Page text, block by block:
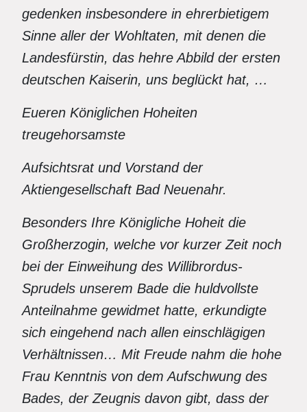
gedenken insbesondere in ehrerbietigem
Sinne aller der Wohltaten, mit denen die
Landesfürstin, das hehre Abbild der ersten
deutschen Kaiserin, uns beglückt hat, …
Eueren Königlichen Hoheiten
treugehorsamste
Aufsichtsrat und Vorstand der
Aktiengesellschaft Bad Neuenahr.
Besonders Ihre Königliche Hoheit die
Großherzogin, welche vor kurzer Zeit noch
bei der Einweihung des Willibrordus-
Sprudels unserem Bade die huldvollste
Anteilnahme gewidmet hatte, erkundigte
sich eingehend nach allen einschlägigen
Verhältnissen… Mit Freude nahm die hohe
Frau Kenntnis von dem Aufschwung des
Bades, der Zeugnis davon gibt, dass der